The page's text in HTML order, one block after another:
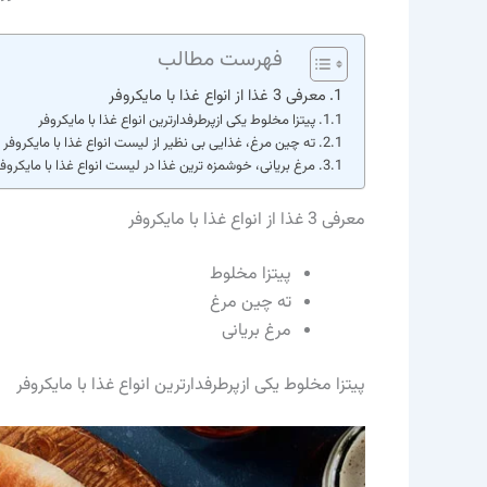
فهرست مطالب
معرفی 3 غذا از انواع غذا با مایکروفر
پیتزا مخلوط یکی ازپرطرفدارترین انواع غذا با مایکروفر
ته چین مرغ، غذایی بی نظیر از لیست انواع غذا با مایکروفر
مرغ بریانی، خوشمزه ترین غذا در لیست انواع غذا با
معرفی 3 غذا از انواع غذا با مایکروفر
پیتزا مخلوط
ته چین مرغ
مرغ بریانی
پیتزا مخلوط یکی ازپرطرفدارترین انواع غذا با مایکروفر